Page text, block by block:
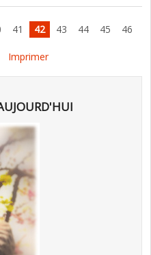
41 42 43 44 45
46
Imprimer